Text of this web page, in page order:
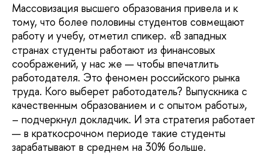
Массовизация высшего образования привела и к
тому, что более половины студентов совмещают
работу и учебу, отметил спикер. «В западных
странах студенты работают из финансовых
соображений, у нас же — чтобы впечатлить
работодателя. Это феномен российского рынка
труда. Кого выберет работодатель? Выпускника с
качественным образованием и с опытом работы»,
– подчеркнул докладчик. И эта стратегия работает
— в краткосрочном периоде такие студенты
зарабатывают в среднем на 30% больше.